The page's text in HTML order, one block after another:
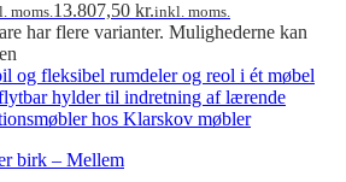
moms.13.807,50 kr.inkl. moms.
har flere varianter. Mulighederne kan
birk – Mellem